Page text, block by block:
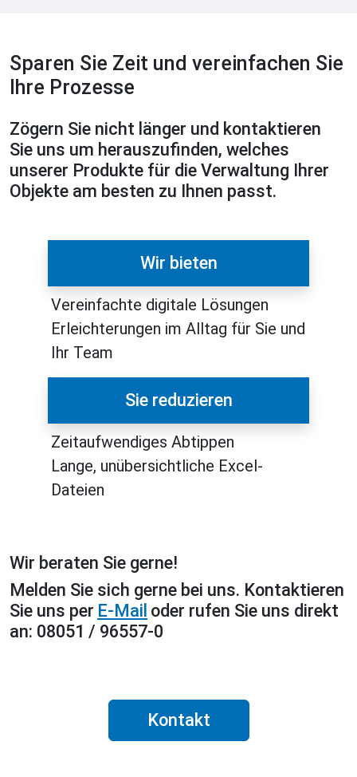
Sparen Sie Zeit und vereinfachen Sie
Ihre Prozesse
Zögern Sie nicht länger und kontaktieren
Sie uns um herauszufinden, welches
unserer Produkte für die Verwaltung Ihrer
Objekte am besten zu Ihnen passt.
Wir bieten
Vereinfachte digitale Lösungen
Erleichterungen im Alltag für Sie und
Ihr Team
Sie reduzieren
Zeitaufwendiges Abtippen
Lange, unübersichtliche Excel-
Dateien
Wir beraten Sie gerne!
Melden Sie sich gerne bei uns. Kontaktieren
Sie uns per E-Mail oder rufen Sie uns direkt
an: 08051 / 96557-0
Kontakt